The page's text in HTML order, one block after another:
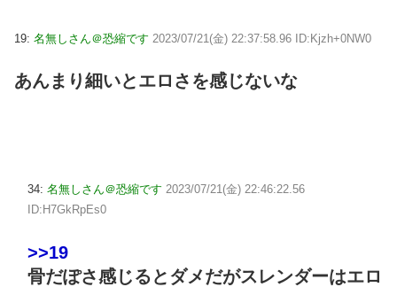
19: 名無しさん＠恐縮です 2023/07/21(金) 22:37:58.96 ID:Kjzh+0NW0
あんまり細いとエロさを感じないな
34: 名無しさん＠恐縮です 2023/07/21(金) 22:46:22.56
ID:H7GkRpEs0
>>19
骨だぽさ感じるとダメだがスレンダーはエロ